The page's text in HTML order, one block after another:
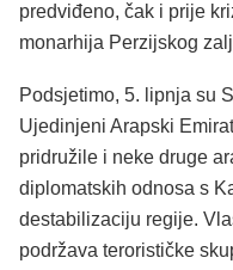
predviđeno, čak i prije
monarhija Perzijskog
Podsjetimo, 5. lipnja su
Ujedinjeni Arapski
pridružile i neke druge
diplomatskih odnosa s
destabilizaciju regije.
podržava terorističke